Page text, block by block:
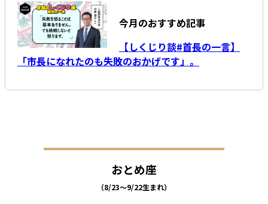
今月のおすすめ記事
【しくじり談#首長の一言】
「市長になれたのも失敗のおかげです」。
おとめ座
（8/23～9/22生まれ）